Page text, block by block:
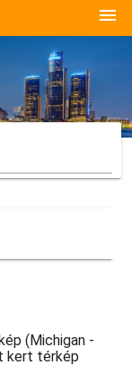
menu
(Michigan -
kert térkép